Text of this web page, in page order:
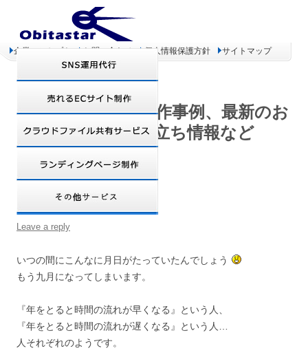
企業コンセプト お問い合わせ 個人情報保護方針 サイトマップ
オビタスター 制作事例、最新のお
得情報、お役立ち情報など
明日から九月ですよ!!
Leave a reply
いつの間にこんなに月日がたっていたんでしょう
もう九月になってしまいます。
『年をとると時間の流れが早くなる』という人、
『年をとると時間の流れが遅くなる』という人…
人それぞれのようです。